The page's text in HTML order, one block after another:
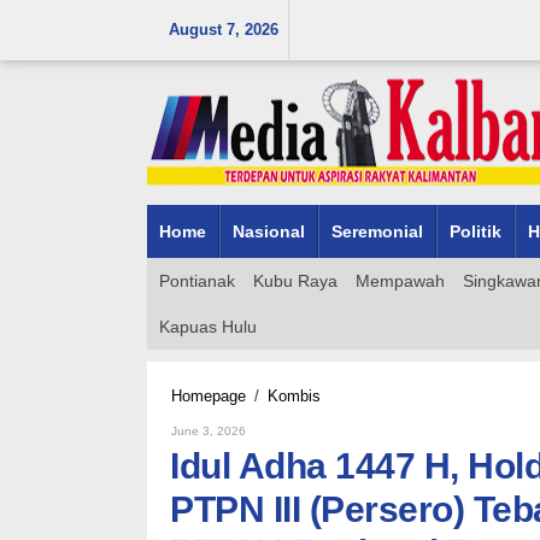
August 7, 2026
Home Nasional Seremonial Politik
Pontianak Kubu Raya Mempawah
Kapuas Hulu
Homepage / Kombis
H,
Holding
Perkebunan
Nusantara
June 3, 2026
Idul Adha 1447 H,
PTPN III (Persero)